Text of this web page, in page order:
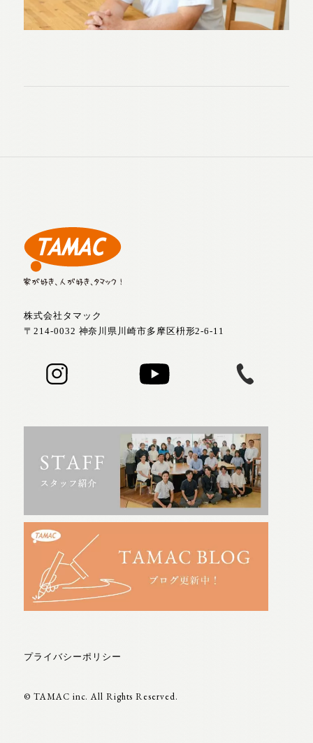
株式会社タマック
〒214-0032 神奈川県川崎市多摩区枡形2-6-11
プライバシーポリシー
© TAMAC inc. All Rights Reserved.